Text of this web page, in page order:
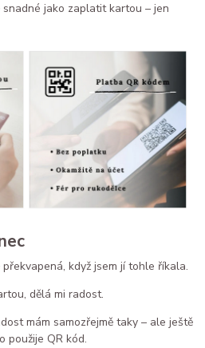
jako zaplatit kartou – jen
když jsem jí tohle říkala.
dělá mi radost.
mám samozřejmě taky – ale ještě
použije QR kód.